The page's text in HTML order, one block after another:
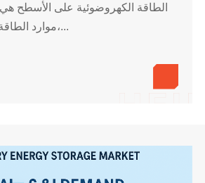
الطاقة الكهروضوئية على الأسطح
موارد الطاقة الشمسية الوفيرة،...